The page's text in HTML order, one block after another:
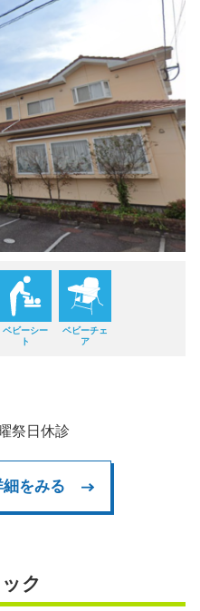
ベビーシー
ト
ベビーチェ
ア
祭日休診
をみる
ク